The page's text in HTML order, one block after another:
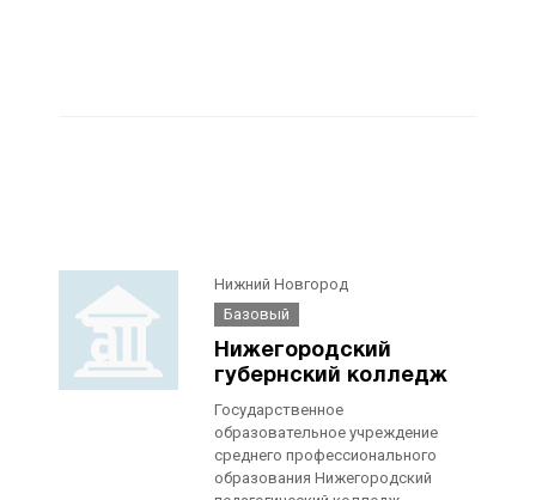
Нижний Новгород
Базовый
Нижегородский
губернский колледж
Государственное
образовательное учреждение
среднего профессионального
образования Нижегородский